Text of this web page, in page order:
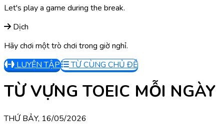
Let's play a game during the break.
Dịch
Hãy chơi một trò chơi trong giờ nghỉ.
LUYỆN TẬP
TỪ CÙNG CHỦ ĐỀ
TỪ VỰNG TOEIC MỖI NGÀY
THỨ BẢY, 16/05/2026